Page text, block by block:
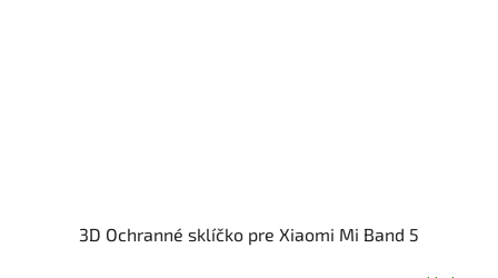
3D Ochranné sklíčko pre Xiaomi Mi Band 5